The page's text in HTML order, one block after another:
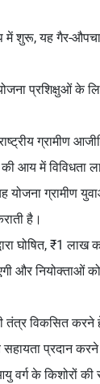
में शुरू, यह गैर-
प्रशिक्षुओं के
ग्रामीण
आय में विविधता
ग्रामीण
है।
घोषित, ₹1
और नियोक्ताओं
तंत्र विकसित करने
सहायता प्रदान
वर्ग के किशोरों